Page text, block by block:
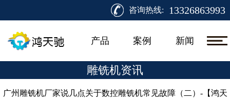
咨询热线: 13326863993
产品 案例 新闻
雕铣机资讯
广州雕铣机厂家说几点关于数控雕铣机常见故障（二）-【鸿天